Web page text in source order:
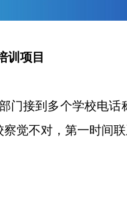
训项目
门接到多个学校电
觉不对，第一时间